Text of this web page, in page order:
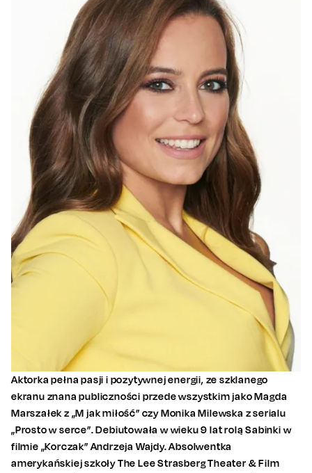
Aktorka pełna pasji i pozytywnej energii, ze szklanego
ekranu znana publiczności przede wszystkim jako Magda
Marszałek z „M jak miłość” czy Monika Milewska z serialu
„Prosto w serce”. Debiutowała w wieku 9 lat rolą Sabinki w
filmie „Korczak” Andrzeja Wajdy. Absolwentka
amerykańskiej szkoły The Lee Strasberg Theater & Film